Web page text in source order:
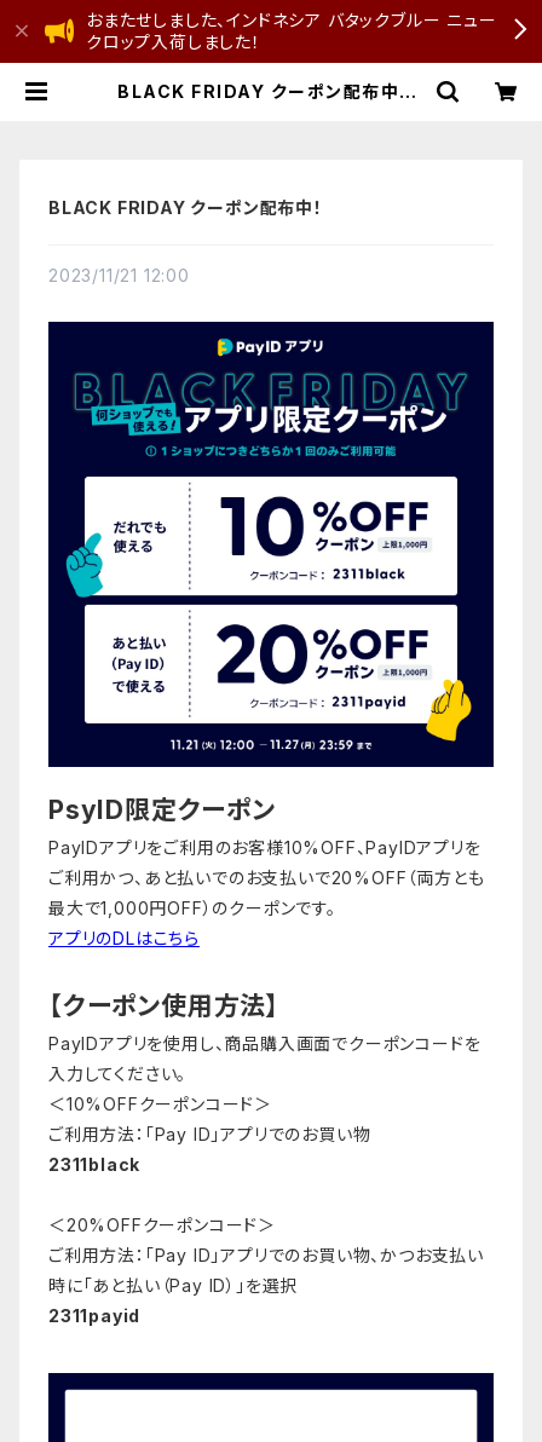
おまたせしました、インドネシア バタックブルー ニュー
クロップ入荷しました！
BLACK FRIDAY クーポン配布中！ |
BLACK FRIDAY クーポン配布中！
2023/11/21 12:00
PsyID限定クーポン
PayIDアプリをご利用のお客様10%OFF、PayIDアプリを
ご利用かつ、あと払いでのお支払いで20%OFF（両方とも
最大で1,000円OFF）のクーポンです。
アプリのDLはこちら
【クーポン使用方法】
PayIDアプリを使用し、商品購入画面でクーポンコードを
入力してください。
＜10%OFFクーポンコード＞
ご利用方法：「Pay ID」アプリでのお買い物
2311black
＜20%OFFクーポンコード＞
ご利用方法：「Pay ID」アプリでのお買い物、かつお支払い
時に「あと払い（Pay ID）」を選択
2311payid